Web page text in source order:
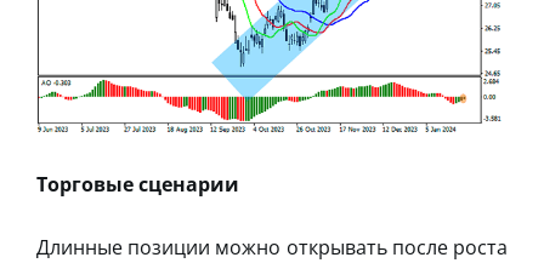
Торговые сценарии
Длинные позиции можно открывать после роста